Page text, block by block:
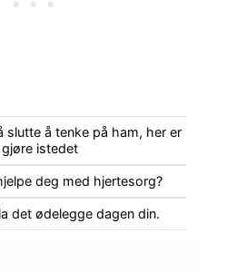
slutte å tenke på ham, her er
istedet
deg med hjertesorg?
det ødelegge dagen din.